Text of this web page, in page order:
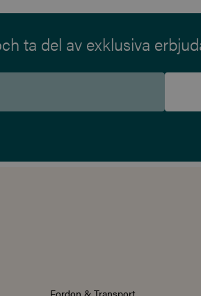
ta del av exklusiva
Fordon & Transport